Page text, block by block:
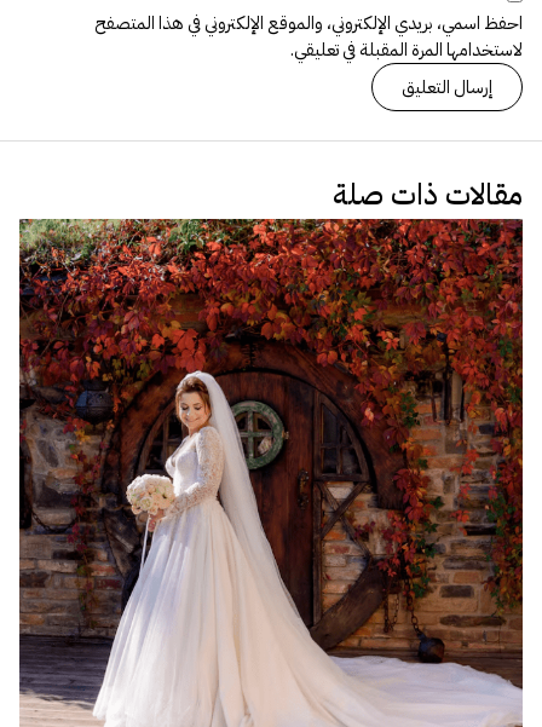
احفظ اسمي، بريدي الإلكتروني، والموقع الإلكتروني في هذا المتصفح
لاستخدامها المرة المقبلة في تعليقي.
مقالات ذات صلة